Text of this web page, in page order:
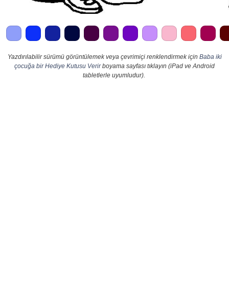
Yazdırılabilir sürümü görüntülemek veya çevrimiçi renklendirmek için Baba iki
çocuğa bir Hediye Kutusu Verirboyama sayfası tıklayın (iPad ve Android
tabletlerle uyumludur).